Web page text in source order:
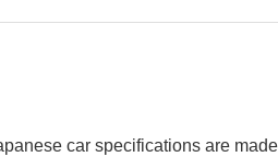
car specifications are